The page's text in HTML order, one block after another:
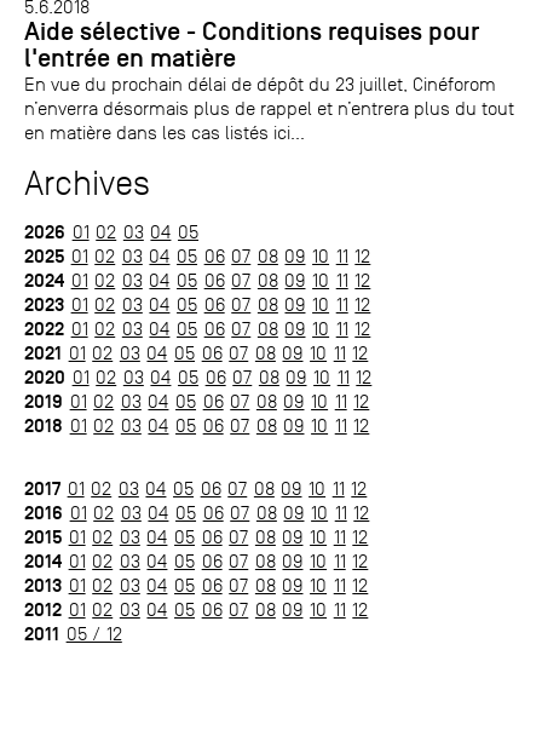
5.6.2018
Aide sélective - Conditions requises pour
l'entrée en matière
En vue du prochain délai de dépôt du 23 juillet, Cinéforom
n’enverra désormais plus de rappel et n’entrera plus du tout
en matière dans les cas listés ici...
Archives
2026 01 02 03 04 05
2025 01 02 03 04 05 06 07 08 09 10 11 12
2024 01 02 03 04 05 06 07 08 09 10 11 12
2023 01 02 03 04 05 06 07 08 09 10 11 12
2022 01 02 03 04 05 06 07 08 09 10 11 12
2021 01 02 03 04 05 06 07 08 09 10 11 12
2020 01 02 03 04 05 06 07 08 09 10 11 12
2019 01 02 03 04 05 06 07 08 09 10 11 12
2018 01 02 03 04 05 06 07 08 09 10 11 12
2017 01 02 03 04 05 06 07 08 09 10 11 12
2016 01 02 03 04 05 06 07 08 09 10 11 12
2015 01 02 03 04 05 06 07 08 09 10 11 12
2014 01 02 03 04 05 06 07 08 09 10 11 12
2013 01 02 03 04 05 06 07 08 09 10 11 12
2012 01 02 03 04 05 06 07 08 09 10 11 12
2011 05 / 12